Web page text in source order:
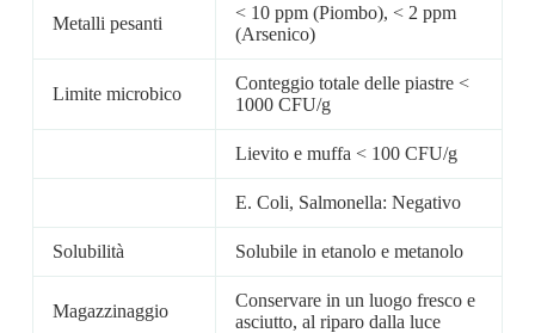
Metalli pesanti
< 10 ppm (Piombo), < 2 ppm
(Arsenico)
Limite microbico
Conteggio totale delle piastre <
1000 CFU/g
Lievito e muffa < 100 CFU/g
E. Coli, Salmonella: Negativo
Solubilità Solubile in etanolo e metanolo
Magazzinaggio
Conservare in un luogo fresco e
asciutto, al riparo dalla luce